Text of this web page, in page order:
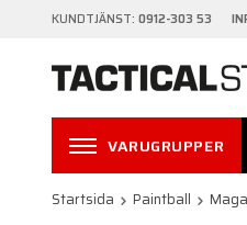
KUNDTJÄNST: 0912-303 53
VARUGRUPPER
Startsida Paintball